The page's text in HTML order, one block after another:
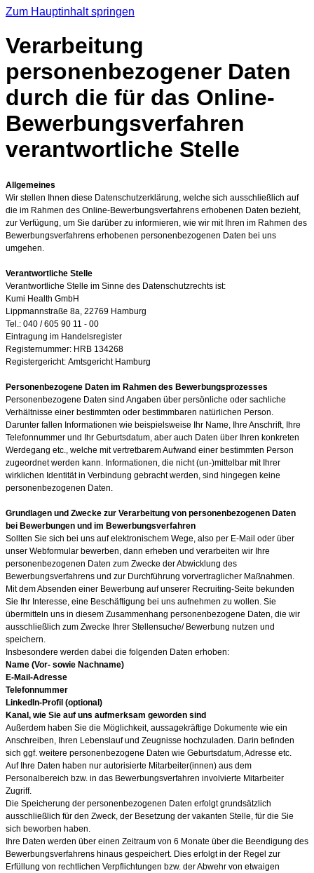
Zum Hauptinhalt springen
Verarbeitung
personenbezogener Daten
durch die für das Online-
Bewerbungsverfahren
verantwortliche Stelle
Allgemeines
Wir stellen Ihnen diese Datenschutzerklärung, welche sich ausschließlich auf
die im Rahmen des Online-Bewerbungsverfahrens erhobenen Daten bezieht,
zur Verfügung, um Sie darüber zu informieren, wie wir mit Ihren im Rahmen des
Bewerbungsverfahrens erhobenen personenbezogenen Daten bei uns
umgehen.
Verantwortliche Stelle
Verantwortliche Stelle im Sinne des Datenschutzrechts ist:
Kumi Health GmbH
Lippmannstraße 8a, 22769 Hamburg
Tel.: 040 / 605 90 11 - 00
Eintragung im Handelsregister
Registernummer: HRB 134268
Registergericht: Amtsgericht Hamburg
Personenbezogene Daten im Rahmen des Bewerbungsprozesses
Personenbezogene Daten sind Angaben über persönliche oder sachliche
Verhältnisse einer bestimmten oder bestimmbaren natürlichen Person.
Darunter fallen Informationen wie beispielsweise Ihr Name, Ihre Anschrift, Ihre
Telefonnummer und Ihr Geburtsdatum, aber auch Daten über Ihren konkreten
Werdegang etc., welche mit vertretbarem Aufwand einer bestimmten Person
zugeordnet werden kann. Informationen, die nicht (un-)mittelbar mit Ihrer
wirklichen Identität in Verbindung gebracht werden, sind hingegen keine
personenbezogenen Daten.
Grundlagen und Zwecke zur Verarbeitung von personenbezogenen Daten
bei Bewerbungen und im Bewerbungsverfahren
Sollten Sie sich bei uns auf elektronischem Wege, also per E-Mail oder über
unser Webformular bewerben, dann erheben und verarbeiten wir Ihre
personenbezogenen Daten zum Zwecke der Abwicklung des
Bewerbungsverfahrens und zur Durchführung vorvertraglicher Maßnahmen.
Mit dem Absenden einer Bewerbung auf unserer Recruiting-Seite bekunden
Sie Ihr Interesse, eine Beschäftigung bei uns aufnehmen zu wollen. Sie
übermitteln uns in diesem Zusammenhang personenbezogene Daten, die wir
ausschließlich zum Zwecke Ihrer Stellensuche/ Bewerbung nutzen und
speichern.
Insbesondere werden dabei die folgenden Daten erhoben:
Name (Vor- sowie Nachname)
E-Mail-Adresse
Telefonnummer
LinkedIn-Profil (optional)
Kanal, wie Sie auf uns aufmerksam geworden sind
Außerdem haben Sie die Möglichkeit, aussagekräftige Dokumente wie ein
Anschreiben, Ihren Lebenslauf und Zeugnisse hochzuladen. Darin befinden
sich ggf. weitere personenbezogene Daten wie Geburtsdatum, Adresse etc.
Auf Ihre Daten haben nur autorisierte Mitarbeiter(innen) aus dem
Personalbereich bzw. in das Bewerbungsverfahren involvierte Mitarbeiter
Zugriff.
Die Speicherung der personenbezogenen Daten erfolgt grundsätzlich
ausschließlich für den Zweck, der Besetzung der vakanten Stelle, für die Sie
sich beworben haben.
Ihre Daten werden über einen Zeitraum von 6 Monate über die Beendigung des
Bewerbungsverfahrens hinaus gespeichert. Dies erfolgt in der Regel zur
Erfüllung von rechtlichen Verpflichtungen bzw. der Abwehr von etwaigen